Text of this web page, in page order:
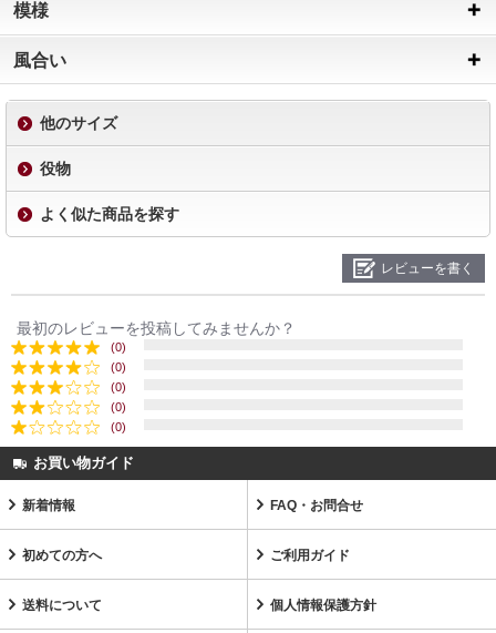
模様
風合い
他のサイズ
役物
よく似た商品を探す
レビューを書く
最初のレビューを投稿してみませんか？
(0)
(0)
(0)
(0)
(0)
お買い物ガイド
新着情報 FAQ・お問合せ
初めての方へ ご利用ガイド
送料について 個人情報保護方針